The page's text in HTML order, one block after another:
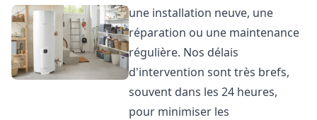
une installation neuve, une
réparation ou une maintenance
régulière. Nos délais
d'intervention sont très brefs,
souvent dans les 24 heures,
pour minimiser les